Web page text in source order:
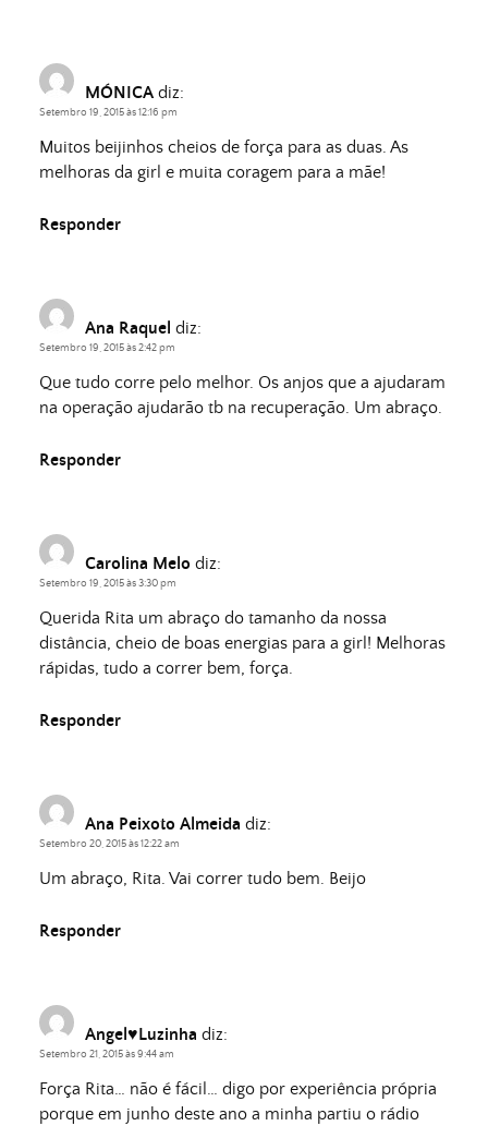
MÓNICA diz:
Setembro 19, 2015 às 12:16 pm
Muitos beijinhos cheios de força para as duas. As
melhoras da girl e muita coragem para a mãe!
Responder
Ana Raquel diz:
Setembro 19, 2015 às 2:42 pm
Que tudo corre pelo melhor. Os anjos que a ajudaram
na operação ajudarão tb na recuperação. Um abraço.
Responder
Carolina Melo diz:
Setembro 19, 2015 às 3:30 pm
Querida Rita um abraço do tamanho da nossa
distância, cheio de boas energias para a girl! Melhoras
rápidas, tudo a correr bem, força.
Responder
Ana Peixoto Almeida diz:
Setembro 20, 2015 às 12:22 am
Um abraço, Rita. Vai correr tudo bem. Beijo
Responder
Angel♥Luzinha diz:
Setembro 21, 2015 às 9:44 am
Força Rita… não é fácil… digo por experiência própria
porque em junho deste ano a minha partiu o rádio